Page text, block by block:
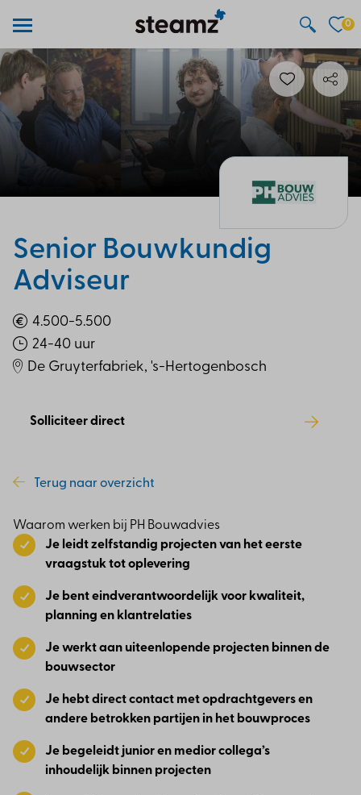
0
Senior Bouwkundig
Adviseur
4.500-5.500
24-40 uur
De Gruyterfabriek, 's-Hertogenbosch
Solliciteer direct
Terug naar overzicht
Waarom werken bij PH Bouwadvies
Je leidt zelfstandig projecten van het eerste
vraagstuk tot oplevering
Je bent eindverantwoordelijk voor kwaliteit,
planning en klantrelaties
Je werkt aan uiteenlopende projecten binnen de
bouwsector
Je hebt direct contact met opdrachtgevers en
andere betrokken partijen in het bouwproces
Je begeleidt junior en medior collega’s
inhoudelijk binnen projecten